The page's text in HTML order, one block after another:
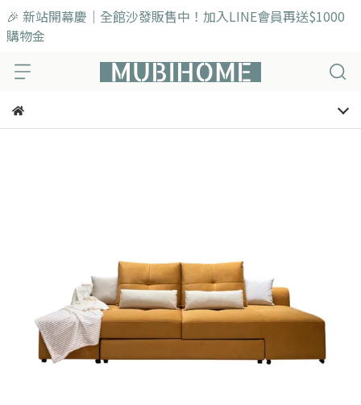
🎉 新站開幕慶｜全館沙發販售中！加入LINE會員再送$1000
購物金